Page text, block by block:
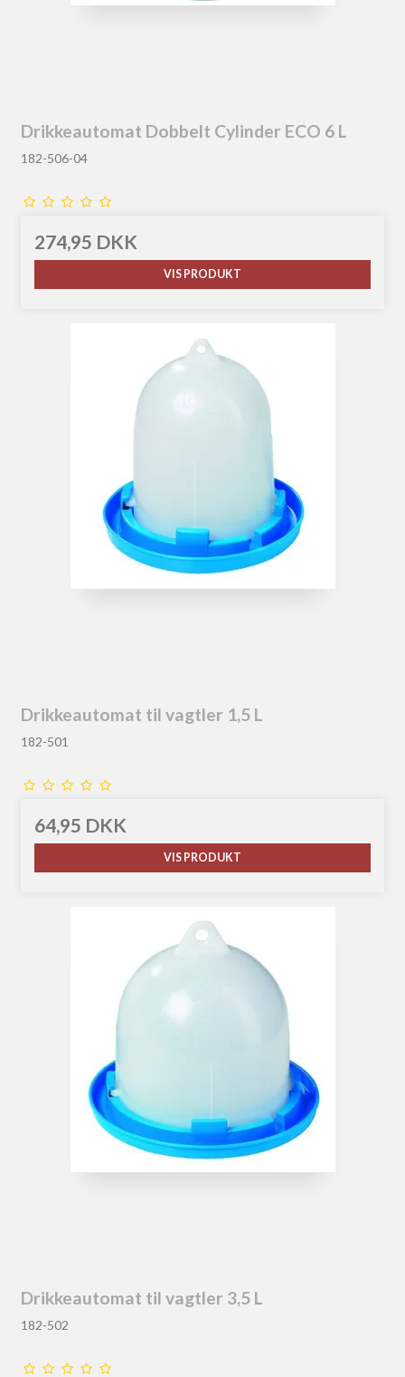
Drikkeautomat Dobbelt Cylinder ECO 6 L
182-506-04
274,95 DKK
VIS PRODUKT
Drikkeautomat til vagtler 1,5 L
182-501
64,95 DKK
VIS PRODUKT
Drikkeautomat til vagtler 3,5 L
182-502